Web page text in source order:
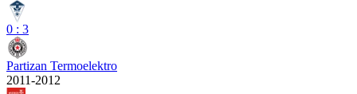
0 : 3
Partizan Termoelektro
2011-2012